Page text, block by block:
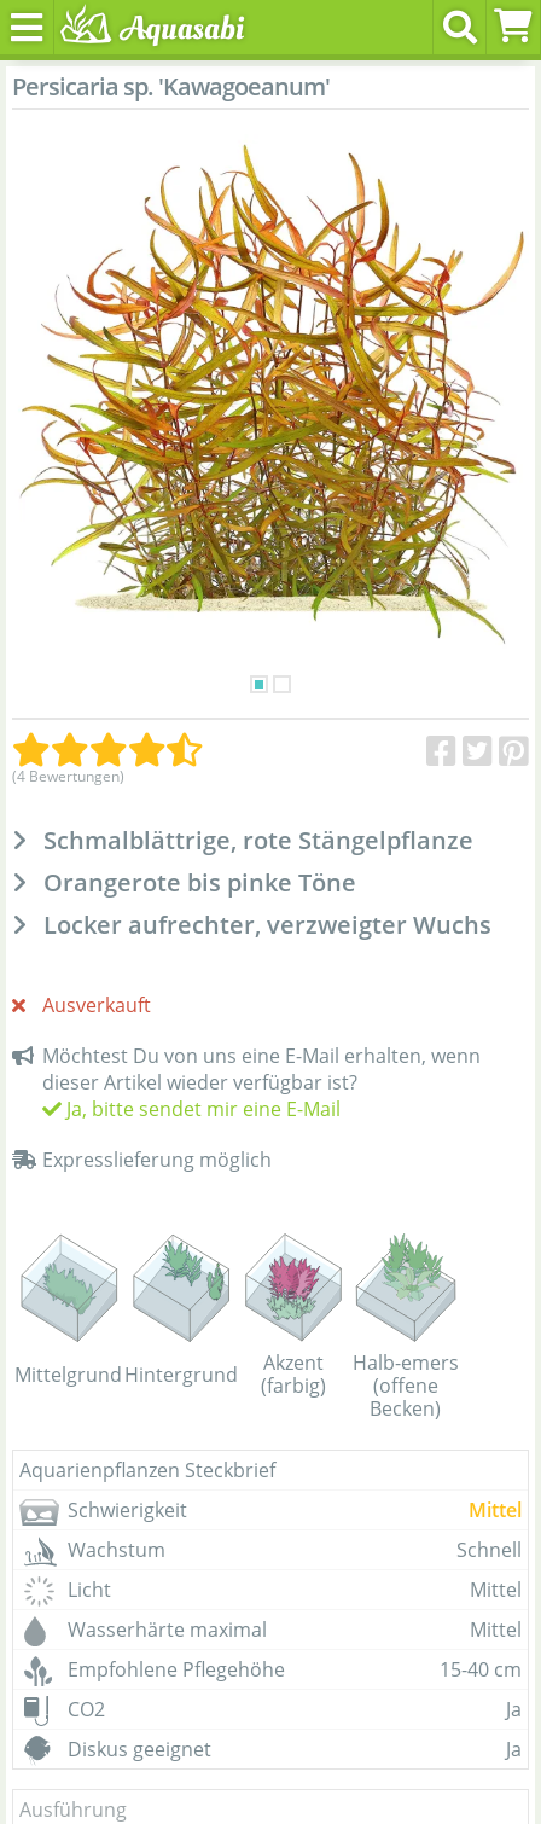
Persicaria sp. 'Kawagoeanum'
(4 Bewertungen)
Schmalblättrige, rote Stängelpflanze
Orangerote bis pinke Töne
Locker aufrechter, verzweigter Wuchs
Ausverkauft
Möchtest Du von uns eine E-Mail erhalten, wenn
dieser Artikel wieder verfügbar ist?
Ja, bitte sendet mir eine E-Mail
Expresslieferung möglich
MittelgrundHintergrund
Akzent
(farbig)
Halb-emers
(offene
Becken)
Aquarienpflanzen Steckbrief
Schwierigkeit
Mittel
Wachstum
Schnell
Licht
Mittel
Wasserhärte maximal
Mittel
Empfohlene Pflegehöhe
15-40 cm
CO2
Ja
Diskus geeignet
Ja
Ausführung